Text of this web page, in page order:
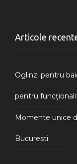
Articole
Oglinzi pentru
pentru
Momente unice
Bucuresti